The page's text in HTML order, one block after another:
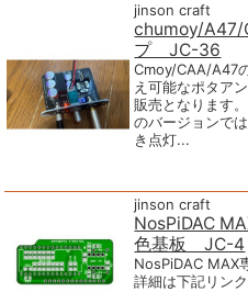
jinson craft
chumoy/A47/
プ JC-36
Cmoy/CAA/A47
え可能なポタア
販売となります
のバージョンで
き点灯...
jinson craft
NosPiDAC
色基板 JC-4
NosPiDAC MAX
詳細は下記リン